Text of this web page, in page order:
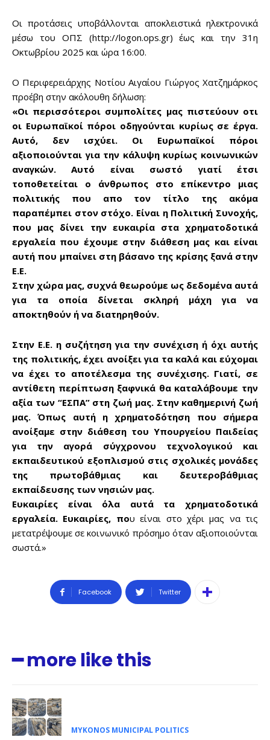
Οι προτάσεις υποβάλλονται αποκλειστικά ηλεκτρονικά
μέσω του ΟΠΣ (http://logon.ops.gr) έως και την 31η
Οκτωβρίου 2025 και ώρα 16:00.
Ο Περιφερειάρχης Νοτίου Αιγαίου Γιώργος Χατζημάρκος
προέβη στην ακόλουθη δήλωση:
«Οι περισσότεροι συμπολίτες μας πιστεύουν οτι
οι Ευρωπαϊκοί πόροι οδηγούνται κυρίως σε έργα.
Αυτό, δεν ισχύει. Οι Ευρωπαϊκοί πόροι
αξιοποιούνται για την κάλυψη κυρίως κοινωνικών
αναγκών. Αυτό είναι σωστό γιατί έτσι
τοποθετείται ο άνθρωπος στο επίκεντρο μιας
πολιτικής που απο τον τίτλο της ακόμα
παραπέμπει στον στόχο. Είναι η Πολιτική Συνοχής,
που μας δίνει την ευκαιρία στα χρηματοδοτικά
εργαλεία που έχουμε στην διάθεση μας και είναι
αυτή που μπαίνει στη βάσανο της κρίσης ξανά στην
Ε.Ε.
Στην χώρα μας, συχνά θεωρούμε ως δεδομένα αυτά
για τα οποία δίνεται σκληρή μάχη για να
αποκτηθούν ή να διατηρηθούν.
Στην Ε.Ε. η συζήτηση για την συνέχιση ή όχι αυτής
της πολιτικής, έχει ανοίξει για τα καλά και εύχομαι
να έχει το αποτέλεσμα της συνέχισης. Γιατί, σε
αντίθετη περίπτωση ξαφνικά θα καταλάβουμε την
αξία των “ΕΣΠΑ” στη ζωή μας. Στην καθημερινή ζωή
μας. Όπως αυτή η χρηματοδότηση που σήμερα
ανοίξαμε στην διάθεση του Υπουργείου Παιδείας
για την αγορά σύγχρονου τεχνολογικού και
εκπαιδευτικού εξοπλισμού στις σχολικές μονάδες
της πρωτοβάθμιας και δευτεροβάθμιας
εκπαίδευσης των νησιών μας.
Ευκαιρίες είναι όλα αυτά τα χρηματοδοτικά
εργαλεία. Ευκαιρίες, που είναι στο χέρι μας να τις
μετατρέψουμε σε κοινωνικό πρόσημο όταν αξιοποιούνται
σωστά.»
Facebook Twitter
━ more like this
MYKONOS MUNICIPAL POLITICS